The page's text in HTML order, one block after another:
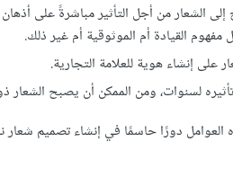
الشعار من أجل التأثير مباشرةً على
القيادة أم الموثوقية أم غير ذلك.
على إنشاء هوية للعلامة التجارية.
تأثيره لسنوات، ومن الممكن أن يصبح
دورًا حاسمًا في إنشاء تصميم شعار